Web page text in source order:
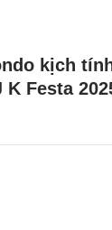
kịch
K Festa